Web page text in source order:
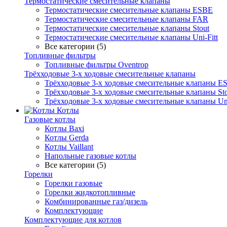
Термостатические смесительные клапаны ESBE
Термостатические смесительные клапаны FAR
Термостатические смесительные клапаны Stout
Термостатические смесительные клапаны Uni-Fitt
Все категории (5)
Топливные фильтры
Топливные фильтры Oventrop
Трёхходовые 3-х ходовые смесительные клапаны
Трёхходовые 3-х ходовые смесительные клапаны
Трёхходовые 3-х ходовые смесительные клапаны
Трёхходовые 3-х ходовые смесительные клапаны
Котлы
Газовые котлы
Котлы Baxi
Котлы Gerda
Котлы Vaillant
Напольные газовые котлы
Все категории (5)
Горелки
Горелки газовые
Горелки жидкотопливные
Комбинированные газ/дизель
Комплектующие
Комплектующие для котлов